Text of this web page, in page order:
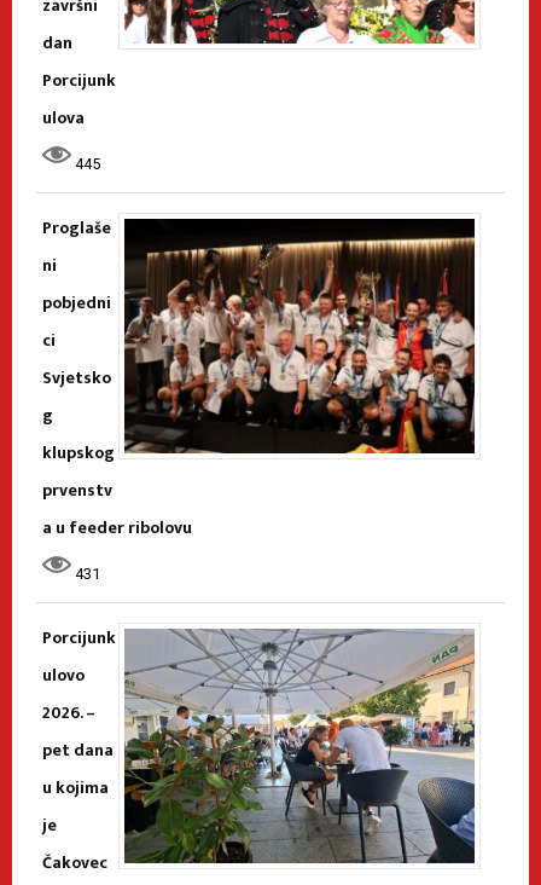
završni
dan
Porcijunk
ulova
445
Proglaše
ni
pobjedni
ci
Svjetsko
g
klupskog
prvenstv
a u feeder ribolovu
431
Porcijunk
ulovo
2026. –
pet dana
u kojima
je
Čakovec